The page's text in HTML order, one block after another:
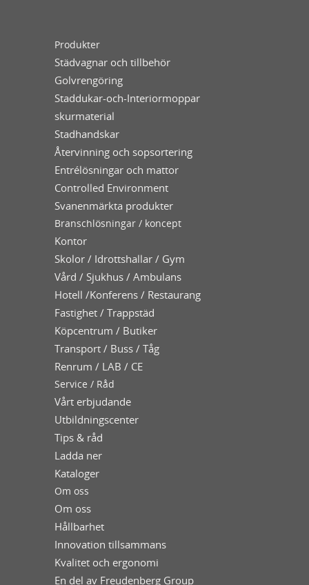
Produkter
Städvagnar och tillbehör
Golvrengöring
Staddukar-och-Interiormoppar
skurmaterial
Stadhandskar
Återvinning och sopsortering
Entrélösningar och mattor
Controlled Environment
Svanenmärkta produkter
Branschlösningar / koncept
Kontor
Skolor / Idrottshallar / Gym
Vård / Sjukhus / Ambulans
Hotell /Konferens / Restaurang
Fastighet / Trappstäd
Köpcentrum / Butiker
Transport / Buss / Tåg
Renrum / LAB / CE
Service / Råd
Vårt erbjudande
Utbildningscenter
Tips & råd
Ladda ner
Kataloger
Om oss
Om oss
Hållbarhet
Innovation tillsammans
Kvalitet och ergonomi
En del av Freudenberg Group